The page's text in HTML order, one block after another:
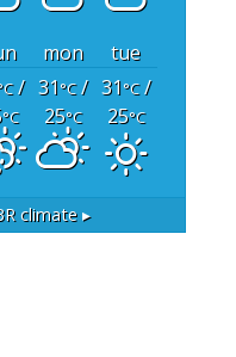
mon
tue
/
°C
31°C/
25°C
31°C/
25°C
climate ▸